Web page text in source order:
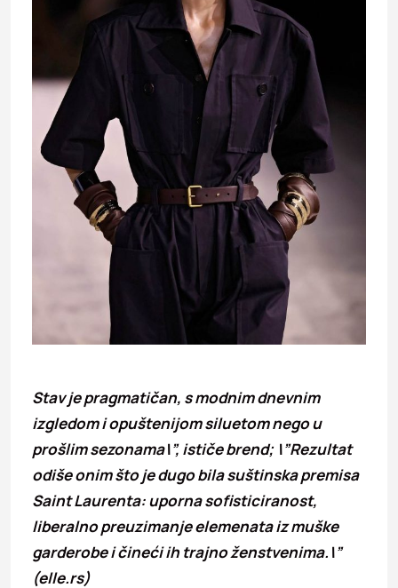
Stav je pragmatičan, s modnim dnevnim
izgledom i opuštenijom siluetom nego u
prošlim sezonama\”, ističe brend; \”Rezultat
odiše onim što je dugo bila suštinska premisa
Saint Laurenta: uporna sofisticiranost,
liberalno preuzimanje elemenata iz muške
garderobe i čineći ih trajno ženstvenima.\”
(elle.rs)